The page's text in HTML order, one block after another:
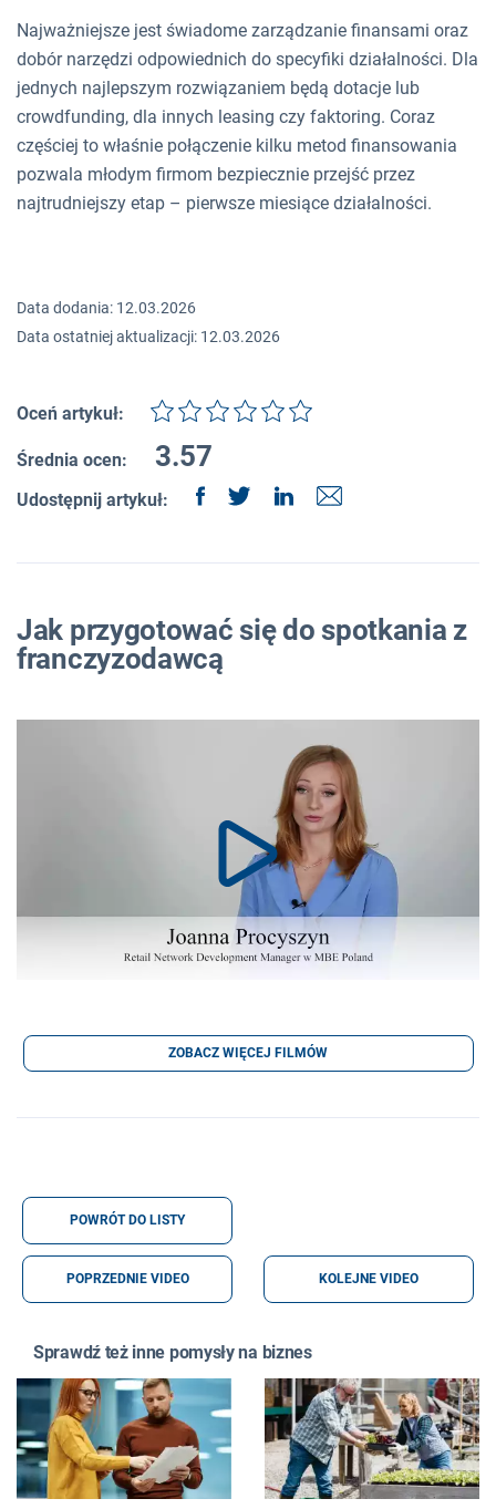
Najważniejsze jest świadome zarządzanie finansami oraz
dobór narzędzi odpowiednich do specyfiki działalności. Dla
jednych najlepszym rozwiązaniem będą dotacje lub
crowdfunding, dla innych leasing czy faktoring. Coraz
częściej to właśnie połączenie kilku metod finansowania
pozwala młodym firmom bezpiecznie przejść przez
najtrudniejszy etap – pierwsze miesiące działalności.
Data dodania: 12.03.2026
Data ostatniej aktualizacji: 12.03.2026
Oceń artykuł:
Średnia ocen: 3.57
Udostępnij artykuł:
Jak przygotować się do spotkania z
franczyzodawcą
ZOBACZ WIĘCEJ FILMÓW
POWRÓT DO LISTY
POPRZEDNIE VIDEO KOLEJNE VIDEO
Sprawdź też inne pomysły na biznes